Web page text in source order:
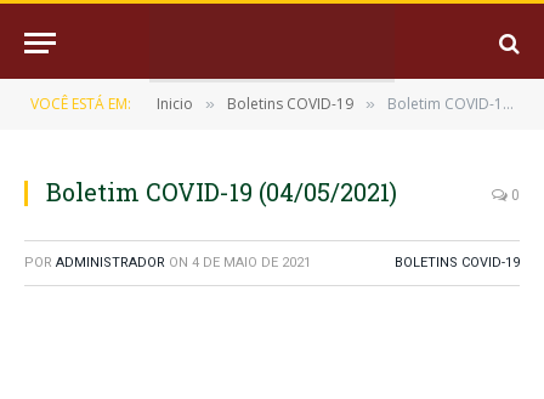
VOCÊ ESTÁ EM: Inicio » Boletins COVID-19 » Boletim COVID-19 (04/05/2021)
Boletim COVID-19 (04/05/2021) 0
POR ADMINISTRADOR ON 4 DE MAIO DE 2021 BOLETINS COVID-19